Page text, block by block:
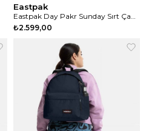
Eastpak
₺2.599,00